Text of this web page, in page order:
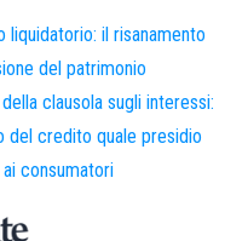
liquidatorio: il risanamento
del patrimonio
clausola sugli interessi:
del credito quale presidio
consumatori